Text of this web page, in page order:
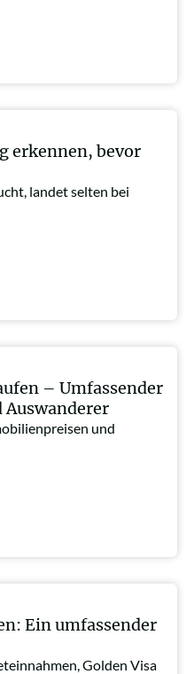
erkennen, bevor
landet selten bei
– Umfassender
Auswanderer
und
Ein umfassender
Golden Visa